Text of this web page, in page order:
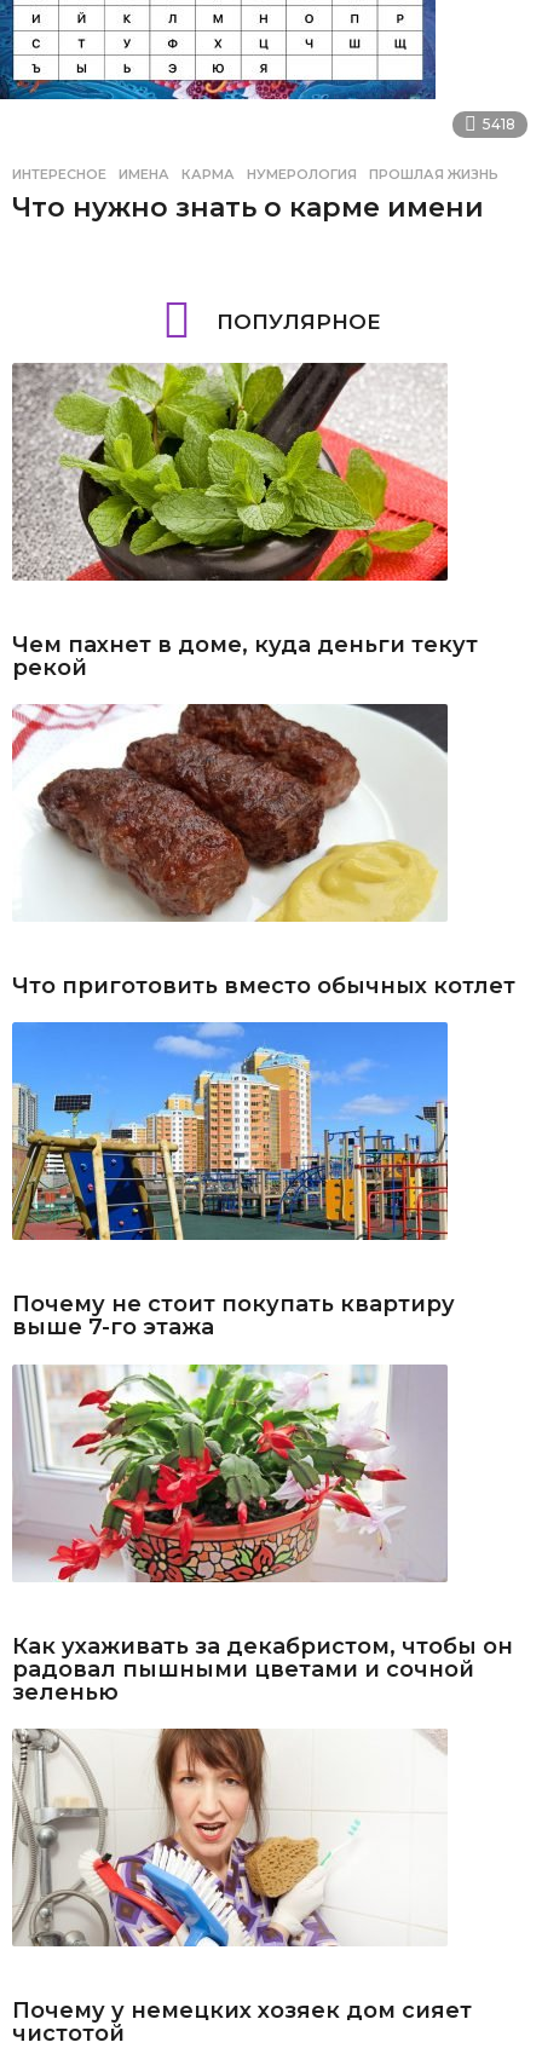
5418
ИНТЕРЕСНОЕ ИМЕНА ,КАРМА ,НУМЕРОЛОГИЯ ,ПРОШЛАЯ ЖИЗНЬ
Что нужно знать о карме имени
ПОПУЛЯРНОЕ
Чем пахнет в доме, куда деньги текут
рекой
Что приготовить вместо обычных котлет
Почему не стоит покупать квартиру
выше 7-го этажа
Как ухаживать за декабристом, чтобы он
радовал пышными цветами и сочной
зеленью
Почему у немецких хозяек дом сияет
чистотой